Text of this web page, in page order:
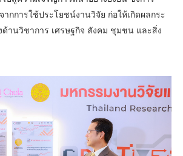
กการใช้ประโยชน์งานวิจัย ก่อให้เกิดผลกระ
านวิชาการ เศรษฐกิจ สังคม ชุมชน และสิ่ง